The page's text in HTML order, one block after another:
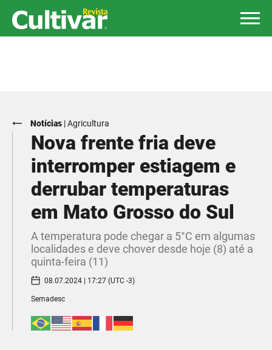
Notícias |Agricultura
Nova frente fria deve
interromper estiagem e
derrubar temperaturas
em Mato Grosso do Sul
A temperatura pode chegar a 5°C em algumas
localidades e deve chover desde hoje (8) até a
quinta-feira (11)
08.07.2024 | 17:27 (UTC -3)
Semadesc